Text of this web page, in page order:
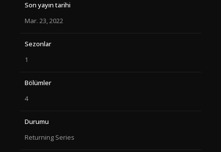
Son yayın tarihi
Mar. 23, 2022
Sezonlar
1
Bölümler
4
Durumu
Returning Series